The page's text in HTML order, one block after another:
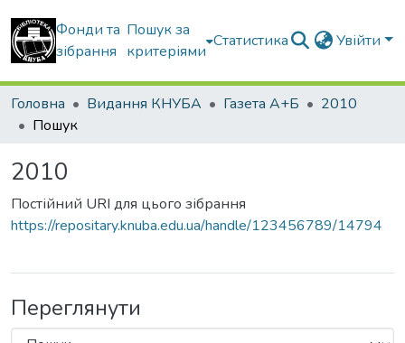
Фонди та
зібрання
Пошук за
критеріями
Статистика Увійти
Головна Видання КНУБА Газета А+Б
2010
Пошук
2010
Постійний URI для цього зібрання
https://repositary.knuba.edu.ua/handle/123456789/14794
Переглянути